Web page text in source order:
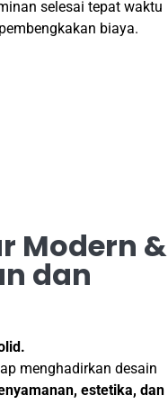
selesai tepat waktu
biaya.
Modern &
dan
menghadirkan desain
estetika, dan